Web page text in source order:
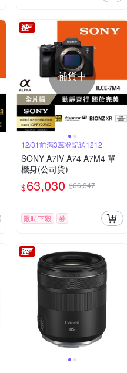
補貨中
12/31前滿3萬登記送1212
SONY A7IV A74 A7M4 單
機身(公司貨)
$63,030 $66,347
限時下殺 券